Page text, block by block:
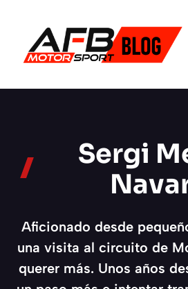
contenido
Sergi
Aficionado desde
una visita al circuito de
querer más. Unos años